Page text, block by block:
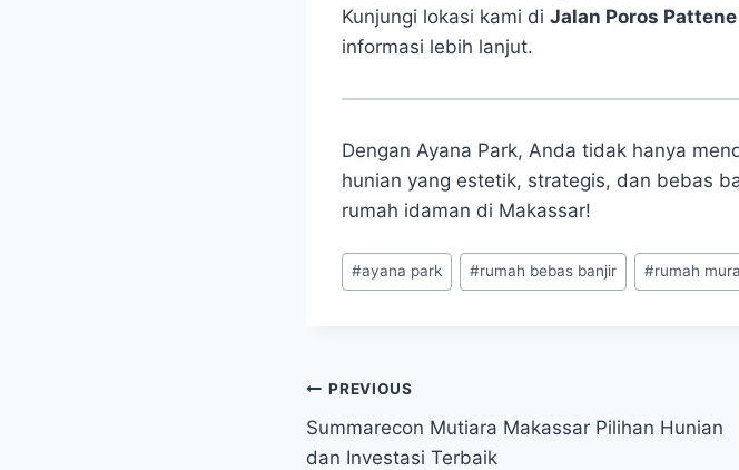
Kunjungi lokasi kami di Jalan Poros Pattene
informasi lebih lanjut.
Dengan Ayana Park, Anda tidak hanya
hunian yang estetik, strategis, dan bebas
rumah idaman di Makassar!
Post
Tags:
#ayana park #rumah bebas banjir #rumah
Navigasi
pos
PREVIOUS
Summarecon Mutiara Makassar Pilihan Hunian
dan Investasi Terbaik